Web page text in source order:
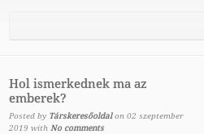
Hol ismerkednek ma az
emberek?
Posted by Társkeresőoldal on 02 szeptember
2019 with No comments